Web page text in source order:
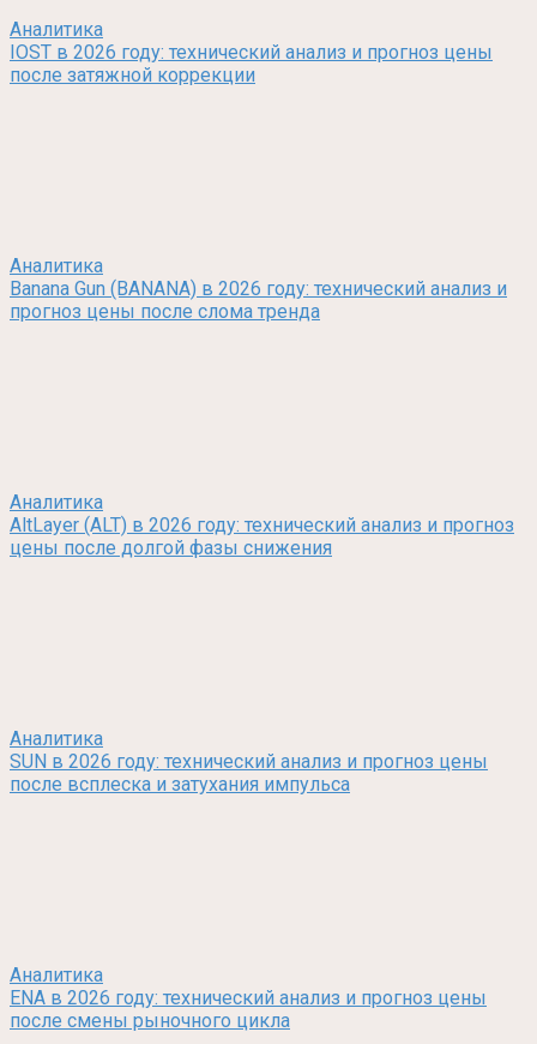
Аналитика
IOST в 2026 году: технический анализ и прогноз цены
после затяжной коррекции
Аналитика
Banana Gun (BANANA) в 2026 году: технический анализ и
прогноз цены после слома тренда
Аналитика
AltLayer (ALT) в 2026 году: технический анализ и прогноз
цены после долгой фазы снижения
Аналитика
SUN в 2026 году: технический анализ и прогноз цены
после всплеска и затухания импульса
Аналитика
ENA в 2026 году: технический анализ и прогноз цены
после смены рыночного цикла